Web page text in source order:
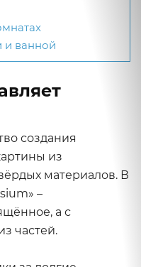
и ванной
создания
из
материалов. В
–
а с
частей.